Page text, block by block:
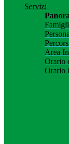
Servizi
Area
Orario
Orario